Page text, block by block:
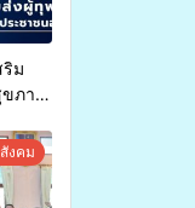
ม
ขภาพ
วาม
าง
งคม